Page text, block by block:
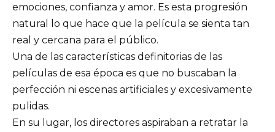
emociones, confianza y amor. Es esta progresión
natural lo que hace que la película se sienta tan
real y cercana para el público.
Una de las características definitorias de las
películas de esa época es que no buscaban la
perfección ni escenas artificiales y excesivamente
pulidas.
En su lugar, los directores aspiraban a retratar la